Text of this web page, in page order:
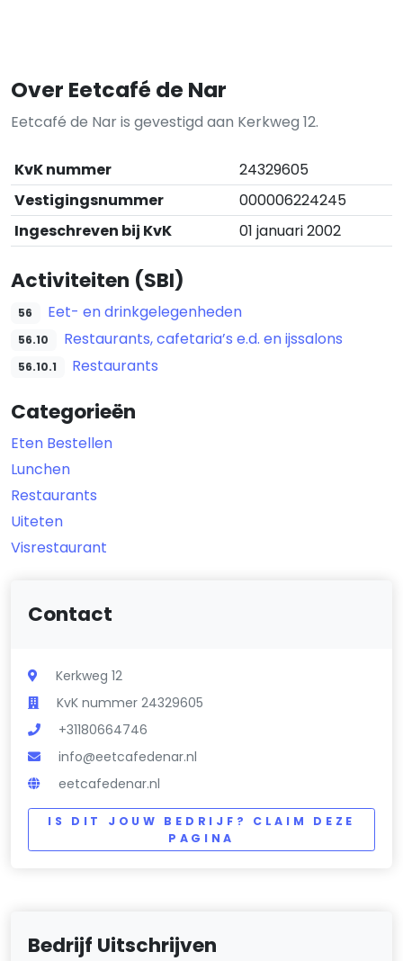
Over Eetcafé de Nar
Eetcafé de Nar is gevestigd aan Kerkweg 12.
KvK nummer
24329605
Vestigingsnummer
000006224245
Ingeschreven bij KvK
01 januari 2002
Activiteiten (SBI)
56 Eet- en drinkgelegenheden
56.10 Restaurants, cafetaria’s e.d. en ijssalons
56.10.1 Restaurants
Categorieën
Eten Bestellen
Lunchen
Restaurants
Uiteten
Visrestaurant
Contact
Kerkweg 12
KvK nummer 24329605
+31180664746
info@eetcafedenar.nl
eetcafedenar.nl
IS DIT JOUW BEDRIJF? CLAIM DEZE
PAGINA
Bedrijf Uitschrijven